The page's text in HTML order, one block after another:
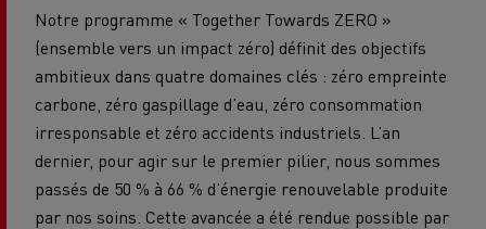
Notre programme « Together Towards ZERO »
(ensemble vers un impact zéro) définit des objectifs
ambitieux dans quatre domaines clés : zéro empreinte
carbone, zéro gaspillage d’eau, zéro consommation
irresponsable et zéro accidents industriels. L’an
dernier, pour agir sur le premier pilier, nous sommes
passés de 50 % à 66 % d’énergie renouvelable produite
par nos soins. Cette avancée a été rendue possible par